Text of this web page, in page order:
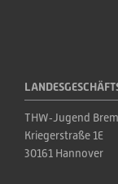
THW‑Jugend
Kriegerstraße 1E
30161 Hannover